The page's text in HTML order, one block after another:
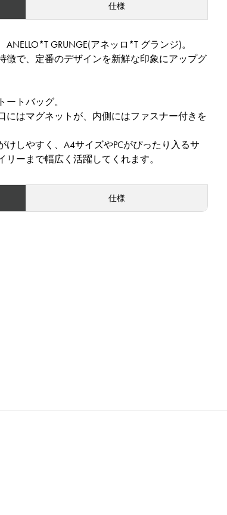
仕様
GRUNGE(アネッロ*T グランジ)。
徴で、定番のデザインを新鮮な印象にアップグ
トバッグ。
にはマグネットが、内側にはファスナー付きを
けしやすく、A4サイズやPCがぴったり入るサ
ーまで幅広く活躍してくれます。
仕様